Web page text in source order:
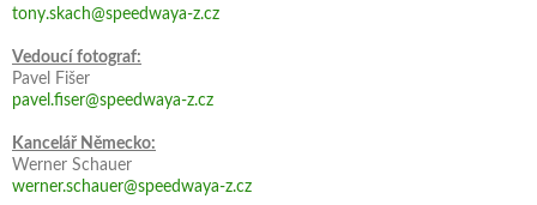
tony.skach@speedwaya-z.cz
Vedoucí fotograf:
Pavel Fišer
pavel.fiser@speedwaya-z.cz
Kancelář Německo:
Werner Schauer
werner.schauer@speedwaya-z.cz